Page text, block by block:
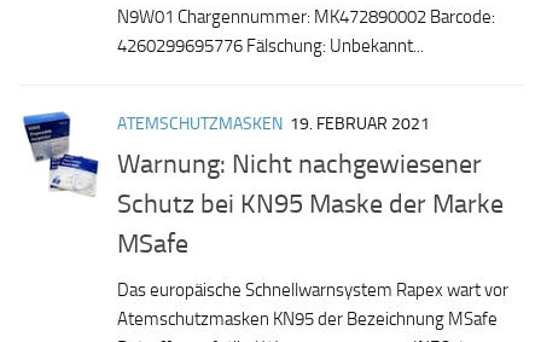
N9W01 Chargennummer: MK472890002 Barcode:
4260299695776 Fälschung: Unbekannt...
ATEMSCHUTZMASKEN 19. FEBRUAR 2021
Warnung: Nicht nachgewiesener
Schutz bei KN95 Maske der Marke
MSafe
Das europäische Schnellwarnsystem Rapex wart vor
Atemschutzmasken KN95 der Bezeichnung MSafe